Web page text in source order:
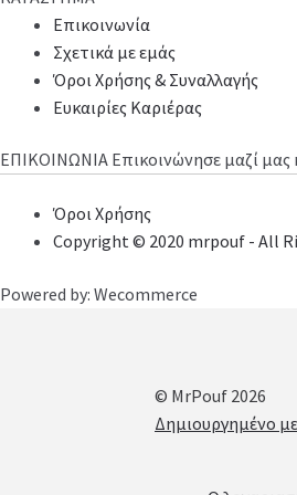
Επικοινωνία
Σχετικά με εμάς
Όροι Χρήσης & Συναλλαγής
Ευκαιρίες Καριέρας
ΕΠΙΚΟΙΝΩΝΙΑ Επικοινώνησε μαζί
Όροι Χρήσης
Copyright © 2020 mrpouf - All
Powered by: Wecommerce
© MrPouf 2026
Δημιουργημένο